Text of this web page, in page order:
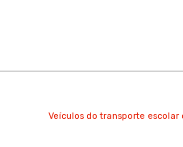
Veículos do transporte